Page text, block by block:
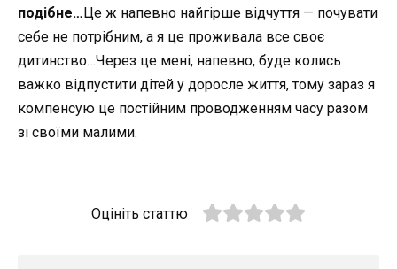
подібне…Це ж напевно найгірше відчуття — почувати
себе не потрібним, а я це проживала все своє
дитинство…Через це мені, напевно, буде колись
важко відпустити дітей у доросле життя, тому зараз я
компенсую це постійним проводженням часу разом
зі своїми малими.
Оцініть статтю